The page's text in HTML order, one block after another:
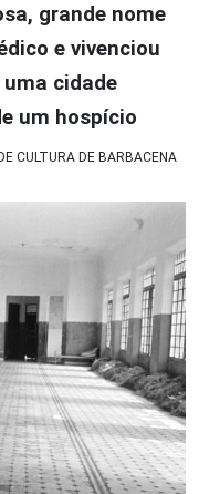
grande nome
e vivenciou
cidade
um hospício
CULTURA DE BARBACENA